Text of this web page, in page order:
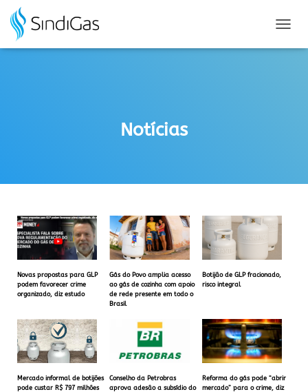
for:
L
Notícias
Novas propostas para GLP
podem favorecer crime
organizado, diz estudo
Gás do Povo amplia acesso
ao gás de cozinha com apoio
de rede presente em todo o
Brasil
Botijão de GLP fracionado,
risco integral
Mercado informal de botijões
pode custar R$ 797 milhões
Conselho da Petrobras
aprova adesão a subsídio do
Reforma do gás pode “abrir
mercado” para o crime, diz